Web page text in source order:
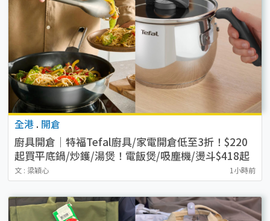
全港 . 開倉
廚具開倉｜特福Tefal廚具/家電開倉低至3折！$220
起買平底鍋/炒鑊/湯煲！電飯煲/吸塵機/燙斗$418起
文 : 梁穎心 1小時前